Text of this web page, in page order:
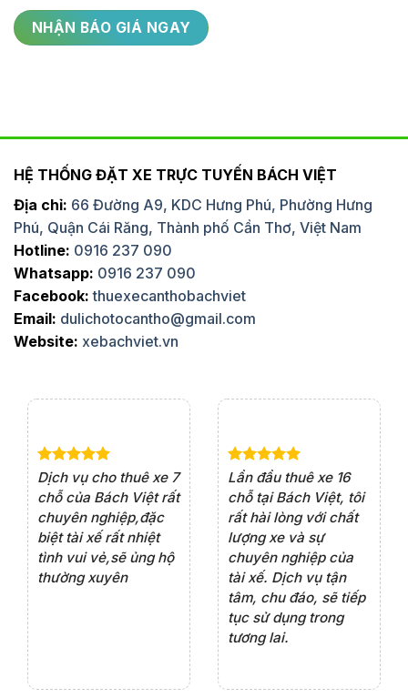
HỆ THỐNG ĐẶT XE TRỰC TUYẾN BÁCH VIỆT
Địa chỉ: 66 Đường A9, KDC Hưng Phú, Phường Hưng
Phú, Quận Cái Răng, Thành phố Cần Thơ, Việt Nam
Hotline: 0916 237 090
Whatsapp: 0916 237 090
Facebook: thuexecanthobachviet
Email: dulichotocantho@gmail.com
Website: xebachviet.vn
Dịch vụ cho thuê xe 7
chỗ của Bách Việt rất
chuyên nghiệp,đặc
biệt tài xế rất nhiệt
tình vui vẻ,sẽ ủng hộ
thường xuyên
Lần đầu thuê xe 16
chỗ tại Bách Việt, tôi
rất hài lòng với chất
lượng xe và sự
chuyên nghiệp của
tài xế. Dịch vụ tận
tâm, chu đáo, sẽ tiếp
tục sử dụng trong
tương lai.